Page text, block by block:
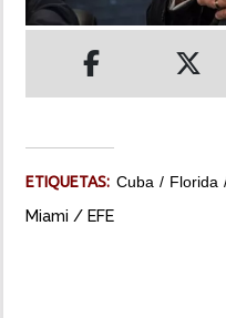
ETIQUETAS: Cuba Florida
Miami / EFE